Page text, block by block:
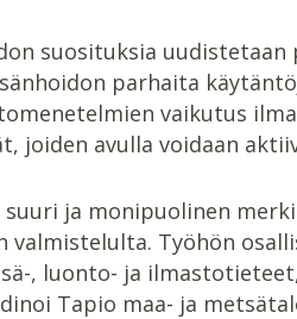
suosituksia
parhaita
vaikutus
joiden avulla voidaan
suuri ja monipuolinen
valmistelulta. Työhön
, luonto- ja
Tapio maa- ja